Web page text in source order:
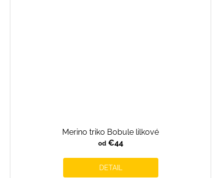
Merino triko Bobule lilkové
od€44
DETAIL